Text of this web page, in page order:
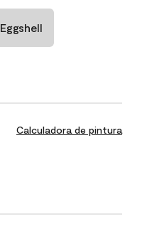
Eggshell
Calculadora de pintura